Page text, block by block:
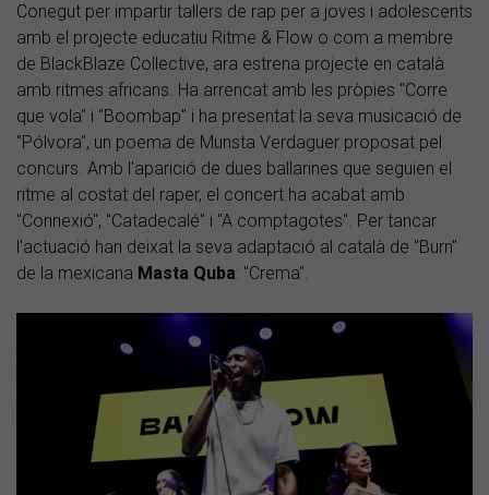
Conegut per impartir tallers de rap per a joves i adolescents
amb el projecte educatiu Ritme & Flow o com a membre
de BlackBlaze Collective, ara estrena projecte en català
amb ritmes africans. Ha arrencat amb les pròpies "Corre
que vola" i "Boombap" i ha presentat la seva musicació de
"Pólvora", un poema de Munsta Verdaguer proposat pel
concurs. Amb l'aparició de dues ballarines que seguien el
ritme al costat del raper, el concert ha acabat amb
"Connexió", "Catadecalé" i "A comptagotes". Per tancar
l'actuació han deixat la seva adaptació al català de "Burn"
de la mexicana Masta Quba: "Crema".